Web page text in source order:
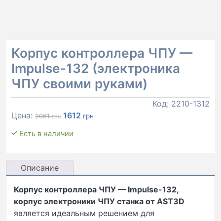
Корпус контроллера ЧПУ —
Impulse-132 (электроника
ЧПУ своими руками)
Код: 2210-1312
Цена:2061грн Первоначальная
составляла
1612 грн
Есть в наличии
Описание
Корпус контроллера ЧПУ — Impulse-132,
корпус электроники ЧПУ станка от AST3D
является идеальным решением для